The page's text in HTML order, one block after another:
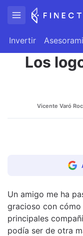
Invertir
Los
Vicente Varó
Un amigo me ha
gracioso con
principales
podía ser de otra